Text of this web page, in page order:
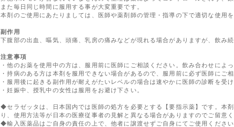
また毎日同じ時間に服用する事が大変重要です。
本剤のご使用にあたりましては、医師や薬剤師の管理・指導の下で適切な使用を
副作用
下腹部の出血、嘔気、頭痛、乳房の痛みなどが現れる場合がありますが、飲み
注意事項
・他のお薬を使用中の方は、服用前に医師にご相談ください。飲み合わせによ
・持病のある方は本剤を服用できない場合があるので、服用前に必ず医師にご相
・服用後に起きる副作用が耐えがたいレベルの場合は速やかに医師の診断を受け
・妊娠中、授乳中の女性は服用をお避け下さい。
◆セラゼッタは、日本国内では医師の処方を必要とする【要指示薬】です。本
り、使用方法等が日本の医療従事者の見解と異なる場合がありますのでご留意く
◆輸入医薬品はご自身の責任の上で、他者に譲渡せずご自身にてご使用ください